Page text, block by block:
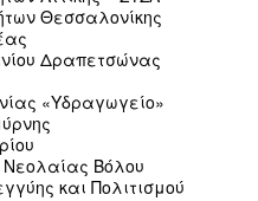
Θεσσαλονίκης
Δραπετσώνας
«Υδραγωγείο»
Βόλου
και Πολιτισμού